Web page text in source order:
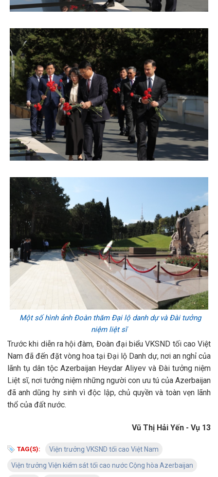
Một số hình ảnh Đoàn thăm Đại lộ danh dự và Đài tưởng
niệm liệt sĩ
Trước khi diễn ra hội đàm, Đoàn đại biểu VKSND tối cao Việt
Nam đã đến đặt vòng hoa tại Đại lộ Danh dự, nơi an nghỉ của
lãnh tụ dân tộc Azerbaijan Heydar Aliyev và Đài tưởng niệm
Liệt sĩ, nơi tưởng niệm những người con ưu tú của Azerbaijan
đã anh dũng hy sinh vì độc lập, chủ quyền và toàn vẹn lãnh
thổ của đất nước.
Vũ Thị Hải Yến - Vụ 13
TAG(S): Viện trưởng VKSND tối cao Việt Nam
Viện trưởng Viện kiểm sát tối cao nước Cộng hòa Azerbaijan